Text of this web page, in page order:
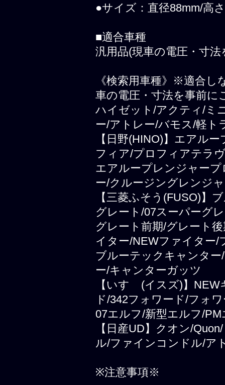
●サイズ：直径88mm/高
■適合車種
汎用品(現車の電圧・寸
《検索用車種》※適合し
車の電圧・寸法を事前に
ハイゼット/アクティ/ミ
ー/アトレー/バモス/軽ト
【日野(HINO)】エアル
フィア/プロフィアテラ
エアループレンジャー
ー/クルージングレンジ
【三菱ふそう(FUSO)】
グレート/07スーパーグ
グレート前期/グレート
イター/NEWファイター/
ブルーテックキャンタ
ー/キャンターガッツ
【いすゞ(イスズ)】
ド/342フォワード/フォ
07エルフ/新型エルフ/
【日産UD】クオン/
ル/ファインコンドル/ア
※注意事項※